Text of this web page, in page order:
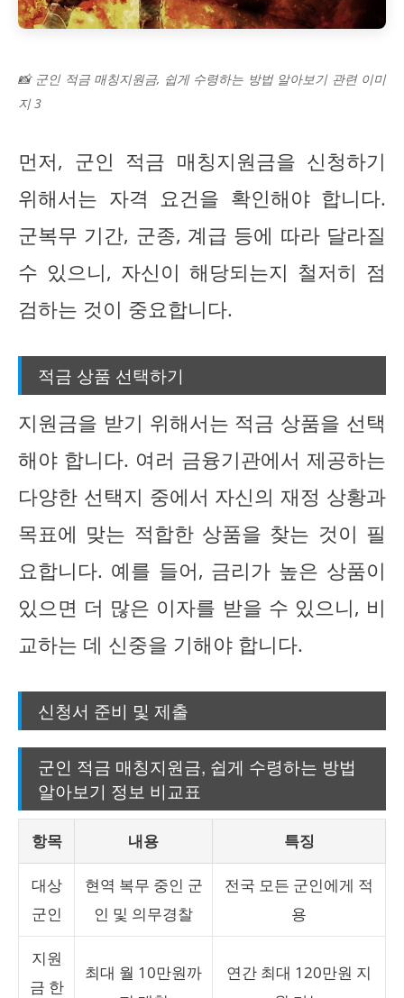
📸 군인 적금 매칭지원금, 쉽게 수령하는 방법 알아보기 관련 이미
지 3
먼저, 군인 적금 매칭지원금을 신청하기
위해서는 자격 요건을 확인해야 합니다.
군복무 기간, 군종, 계급 등에 따라 달라질
수 있으니, 자신이 해당되는지 철저히 점
검하는 것이 중요합니다.
적금 상품 선택하기
지원금을 받기 위해서는 적금 상품을 선택
해야 합니다. 여러 금융기관에서 제공하는
다양한 선택지 중에서 자신의 재정 상황과
목표에 맞는 적합한 상품을 찾는 것이 필
요합니다. 예를 들어, 금리가 높은 상품이
있으면 더 많은 이자를 받을 수 있으니, 비
교하는 데 신중을 기해야 합니다.
신청서 준비 및 제출
군인 적금 매칭지원금, 쉽게 수령하는 방법
알아보기 정보 비교표
항목 내용 특징
대상
군인
현역 복무 중인 군
인 및 의무경찰
전국 모든 군인에게 적
용
지원
금 한
최대 월 10만원까
연간 최대 120만원 지